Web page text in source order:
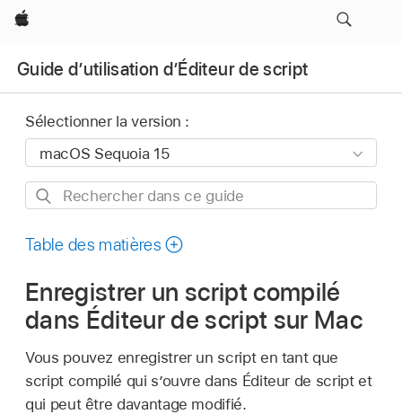
Apple
Guide d’utilisation d’Éditeur de script
Sélectionner la version :
Rechercher
ce
Table des matières
Enregistrer un script compilé
dans Éditeur de script sur Mac
Vous pouvez enregistrer un script en tant que
script compilé qui s’ouvre dans Éditeur de script et
qui peut être davantage modifié.